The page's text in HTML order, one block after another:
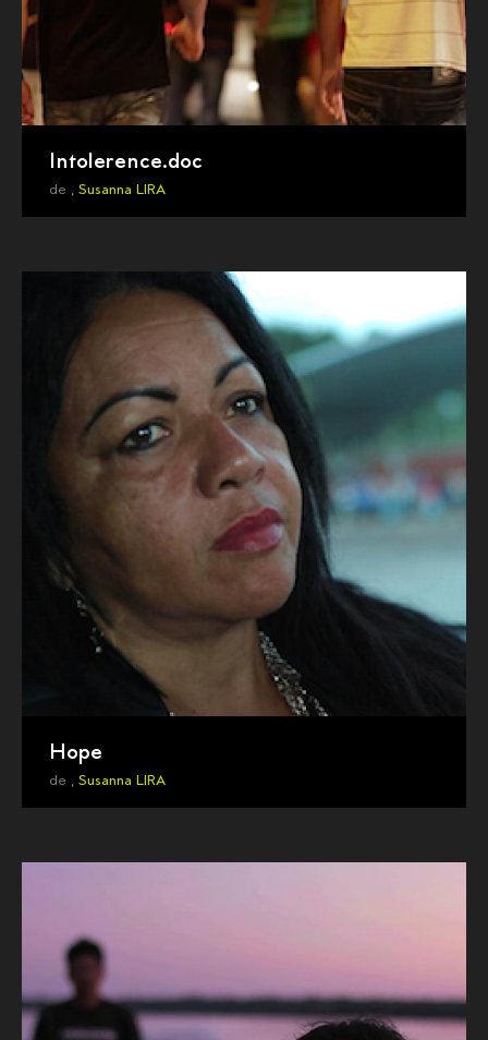
Intolerence.doc
de , Susanna LIRA
Hope
de , Susanna LIRA